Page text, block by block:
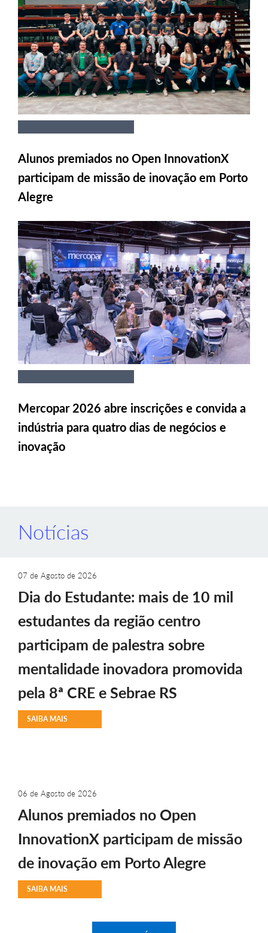
Alunos premiados no Open InnovationX
participam de missão de inovação em Porto
Alegre
Mercopar 2026 abre inscrições e convida a
indústria para quatro dias de negócios e
inovação
Notícias
07 de Agosto de 2026
Dia do Estudante: mais de 10 mil
estudantes da região centro
participam de palestra sobre
mentalidade inovadora promovida
pela 8ª CRE e Sebrae RS
SAIBA MAIS
06 de Agosto de 2026
Alunos premiados no Open
InnovationX participam de missão
de inovação em Porto Alegre
SAIBA MAIS